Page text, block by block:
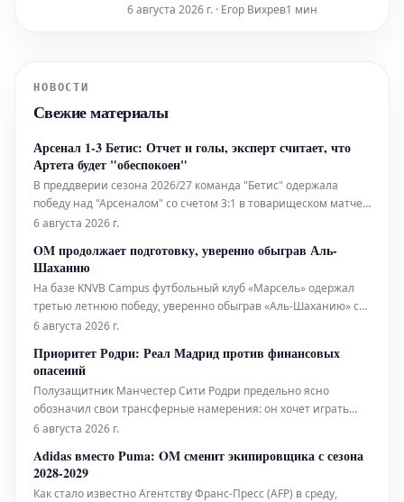
тренера, сменив на этой должности
6 августа 2026 г. · Егор Вихрев1 мин
НОВОСТИ
Свежие материалы
Арсенал 1-3 Бетис: Отчет и голы, эксперт считает, что
Артета будет "обеспокоен"
В преддверии сезона 2026/27 команда "Бетис" одержала
победу над "Арсеналом" со счетом 3:1 в товарищеском матче.
Игра, которая, по всей видимости, была частью
неутешительный результат для "Арсенала". Испанский клуб
"Бетис" показал более ув
6 августа 2026 г.
OM продолжает подготовку, уверенно обыграв Аль-
Шаханию
На базе KNVB Campus футбольный клуб «Марсель» одержал
третью летнюю победу, уверенно обыграв «Аль-Шаханию» со
счетом 3:0 в эту среду. Команда Брюно Женезио продолжит
перед возобновлением игр Лиги 1.
6 августа 2026 г.
Приоритет Родри: Реал Мадрид против финансовых
опасений
Полузащитник Манчестер Сити Родри предельно ясно
обозначил свои трансферные намерения: он хочет играть
только за мадридский «Реал». По данным издания Diario AS,
реальной альтернативой. Испанская газета сообщает, что
игрок, считающийся од
6 августа 2026 г.
Adidas вместо Puma: OM сменит экипировщика с сезона
2028-2029
Как стало известно Агентству Франс-Пресс (AFP) в среду,